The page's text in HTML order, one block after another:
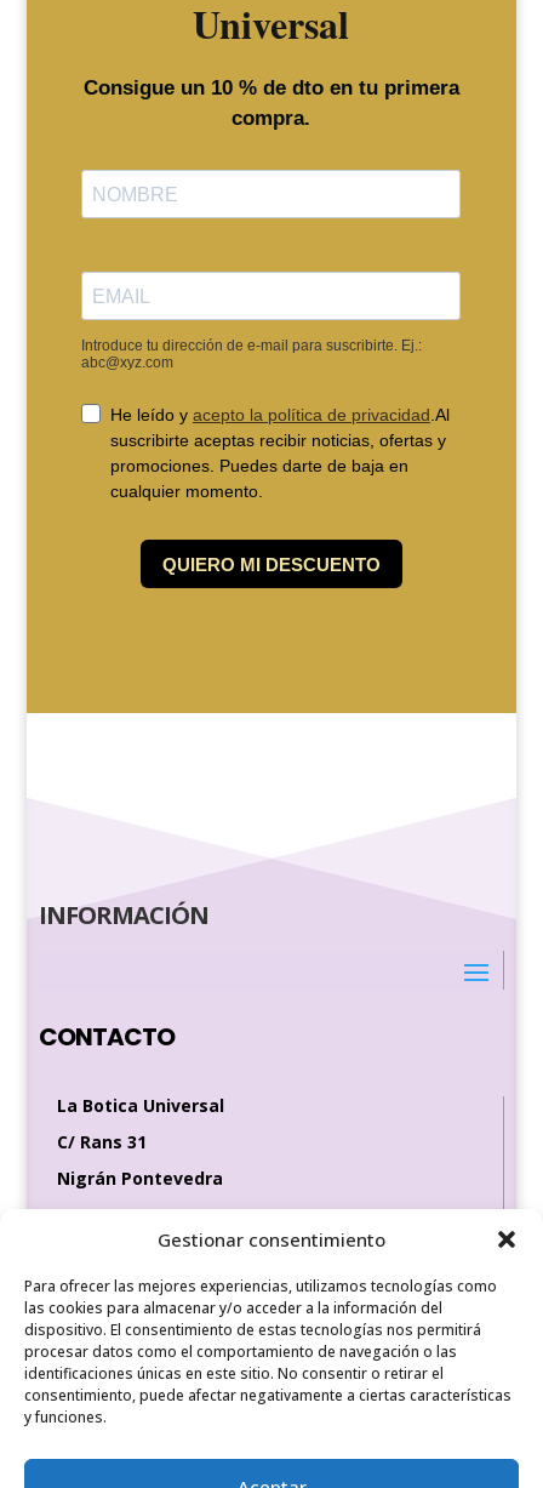
Gestionar consentimiento
Para ofrecer las mejores experiencias, utilizamos tecnologías como
las cookies para almacenar y/o acceder a la información del
dispositivo. El consentimiento de estas tecnologías nos permitirá
procesar datos como el comportamiento de navegación o las
identificaciones únicas en este sitio. No consentir o retirar el
consentimiento, puede afectar negativamente a ciertas características
y funciones.
INFORMACIÓN
CONTACTO
La Botica Universal
C/ Rans 31
Nigrán Pontevedra
36370
Tel de contacto
649 35 56 83
REDES SOCIALES